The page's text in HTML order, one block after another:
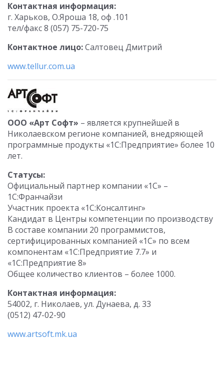
Контактная информация:
г. Харьков, О.Яроша 18, оф .101
тел/факс 8 (057) 75-720-75
Контактное лицо:Салтовец Дмитрий
www.tellur.com.ua
ООО «Арт Софт» – является крупнейшей в
Николаевском регионе компанией, внедряющей
программные продукты «1С:Предприятие» более 10
лет.
Статусы:
Официальный партнер компании «1С» –
1С:Франчайзи
Участник проекта «1С:Консалтинг»
Кандидат в Центры компетенции по производству
В составе компании 20 программистов,
сертифицированных компанией «1С» по всем
компонентам «1С:Предприятие 7.7» и
«1С:Предприятие 8»
Общее количество клиентов – более 1000.
Контактная информация:
54002, г. Николаев, ул. Дунаева, д. 33
(0512) 47-02-90
www.artsoft.mk.ua